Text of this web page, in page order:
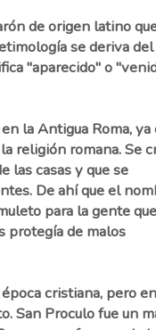
de origen latino
se deriva del
"aparecido" o
la Antigua Roma, ya
religión romana. Se
las casas y que se
De ahí que el
para la gente
protegía de malos
cristiana, pero en
San Proculo fue un